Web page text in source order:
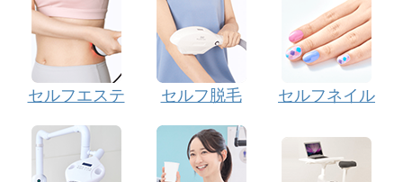
セルフエステ セルフ脱毛 セルフネイル